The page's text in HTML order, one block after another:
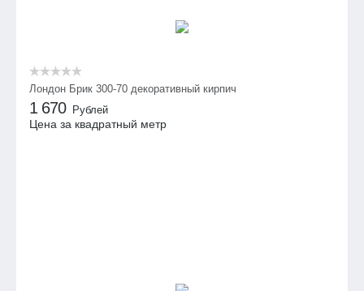
Лондон Брик 300-70 декоративный кирпич
1 670 Рублей
Цена за квадратный метр